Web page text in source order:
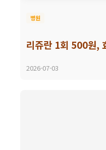
병원
리쥬란 1회 500원,
2026-07-03